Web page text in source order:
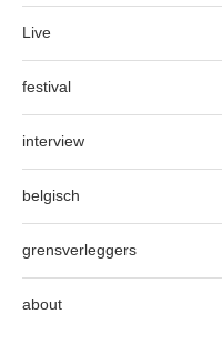
Live
festival
interview
belgisch
grensverleggers
about